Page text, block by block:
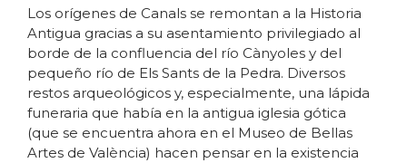
Los orígenes de Canals se remontan a la Historia
Antigua gracias a su asentamiento privilegiado al
borde de la confluencia del río Cànyoles y del
pequeño río de Els Sants de la Pedra. Diversos
restos arqueológicos y, especialmente, una lápida
funeraria que había en la antigua iglesia gótica
(que se encuentra ahora en el Museo de Bellas
Artes de València) hacen pensar en la existencia